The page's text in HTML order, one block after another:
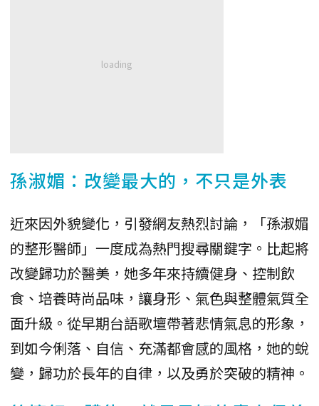
孫淑媚：改變最大的，不只是外表
近來因外貌變化，引發網友熱烈討論，「孫淑媚
的整形醫師」一度成為熱門搜尋關鍵字。比起將
改變歸功於醫美，她多年來持續健身、控制飲
食、培養時尚品味，讓身形、氣色與整體氣質全
面升級。從早期台語歌壇帶著悲情氣息的形象，
到如今俐落、自信、充滿都會感的風格，她的蛻
變，歸功於長年的自律，以及勇於突破的精神。